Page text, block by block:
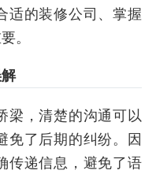
适的装修公司、掌握
。
梁，清楚的沟通可以
免了后期的纠纷。因
传递信息，避免了语